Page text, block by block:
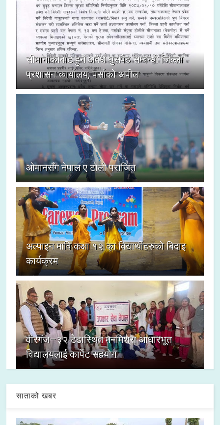
सीमानाकाबाट हुने अवैध घुसपैठ सम्बन्धी जिल्ला
प्रशासन कार्यालय, पर्साको अपील
ओमानसँग नेपाल ए टोली पराजित
अल्पाइन मावि कक्षा १२ का विद्यार्थीहरुको बिदाइ
कार्यक्रम
वीरगंज–३२ टेढास्थित मनमिश्रा आधारभूत
विद्यालयलाई कार्पेट सहयोग
साताको खबर